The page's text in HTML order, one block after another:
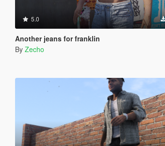
5.0
Another jeans for franklin
By Zecho